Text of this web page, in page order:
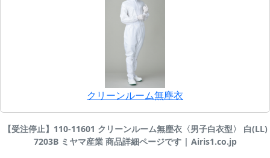
クリーンルーム無塵衣
【受注停止】110-11601 クリーンルーム無塵衣〈男子白衣型〉 白(LL)
7203B ミヤマ産業 商品詳細ページです | Airis1.co.jp